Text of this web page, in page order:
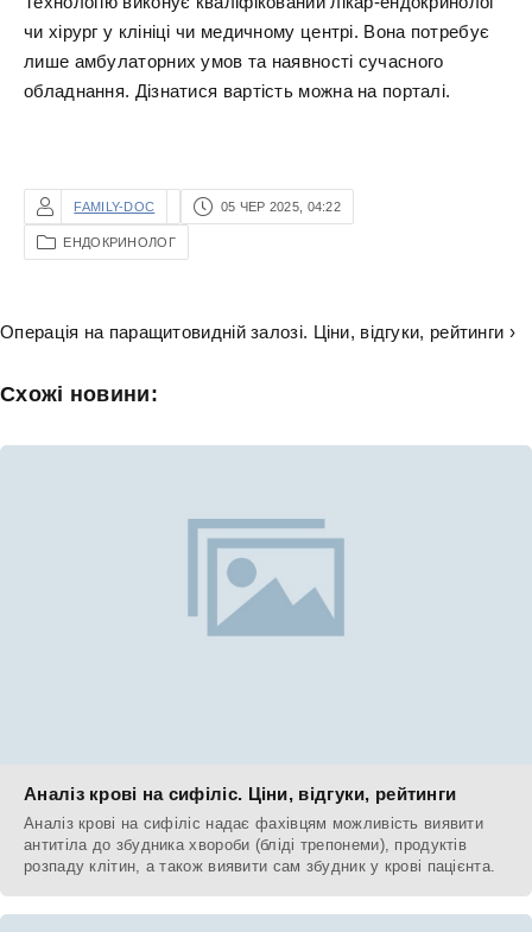
чи хірург у клініці чи медичному центрі. Вона потребує
лише амбулаторних умов та наявності сучасного
обладнання. Дізнатися вартість можна на порталі.
FAMILY-DOC 05 ЧЕР 2025, 04:22
ЕНДОКРИНОЛОГ
Операція на паращитовидній залозі. Ціни, відгуки, рейтинги ›
Схожі новини:
Аналіз крові на сифіліс. Ціни, відгуки, рейтинги
Аналіз крові на сифіліс надає фахівцям можливість виявити
антитіла до збудника хвороби (бліді трепонеми), продуктів
розпаду клітин, а також виявити сам збудник у крові пацієнта.